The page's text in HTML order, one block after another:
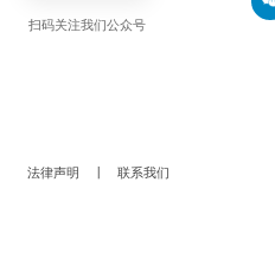
扫码关注我们公众号
法律声明 联系我们